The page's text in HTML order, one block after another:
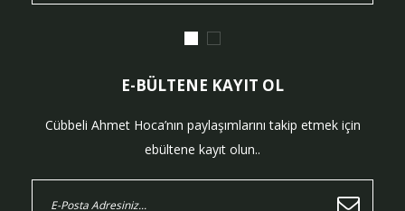
E-BÜLTENE KAYIT OL
Cübbeli Ahmet Hoca’nın paylaşımlarını takip etmek için
ebültene kayıt olun..